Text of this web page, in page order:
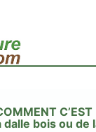
C’EST
bois ou de